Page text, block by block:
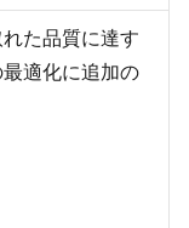
た品質に達す
適化に追加の